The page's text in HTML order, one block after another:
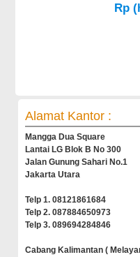
Rp
Alamat Kantor :
Mangga Dua Square
Lantai LG Blok B No 300
Jalan Gunung Sahari No.1
Jakarta Utara
Telp 1. 08121861684
Telp 2. 087884650973
Telp 3. 089694284846
Cabang Kalimantan (